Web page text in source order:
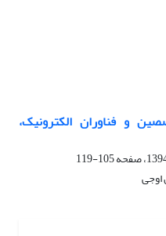
و فناوران الکترونیک،
105-119
اوجی